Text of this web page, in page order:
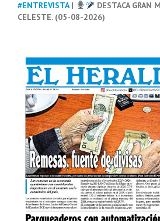
#ENTREVISTA|
DESTACA GRAN
CELESTE. (05-08-2026)